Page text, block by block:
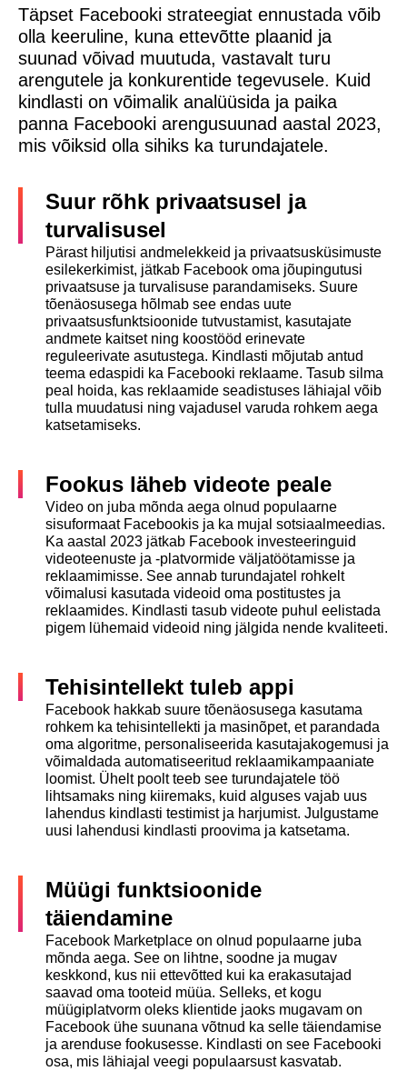
Täpset Facebooki strateegiat ennustada võib
olla keeruline, kuna ettevõtte plaanid ja
suunad võivad muutuda, vastavalt turu
arengutele ja konkurentide tegevusele. Kuid
kindlasti on võimalik analüüsida ja paika
panna Facebooki arengusuunad aastal 2023,
mis võiksid olla sihiks ka turundajatele.
Suur rõhk privaatsusel ja
turvalisusel
Pärast hiljutisi andmelekkeid ja privaatsusküsimuste
esilekerkimist, jätkab Facebook oma jõupingutusi
privaatsuse ja turvalisuse parandamiseks. Suure
tõenäosusega hõlmab see endas uute
privaatsusfunktsioonide tutvustamist, kasutajate
andmete kaitset ning koostööd erinevate
reguleerivate asutustega. Kindlasti mõjutab antud
teema edaspidi ka Facebooki reklaame. Tasub silma
peal hoida, kas reklaamide seadistuses lähiajal võib
tulla muudatusi ning vajadusel varuda rohkem aega
katsetamiseks.
Fookus läheb videote peale
Video on juba mõnda aega olnud populaarne
sisuformaat Facebookis ja ka mujal sotsiaalmeedias.
Ka aastal 2023 jätkab Facebook investeeringuid
videoteenuste ja -platvormide väljatöötamisse ja
reklaamimisse. See annab turundajatel rohkelt
võimalusi kasutada videoid oma postitustes ja
reklaamides. Kindlasti tasub videote puhul eelistada
pigem lühemaid videoid ning jälgida nende kvaliteeti.
Tehisintellekt tuleb appi
Facebook hakkab suure tõenäosusega kasutama
rohkem ka tehisintellekti ja masinõpet, et parandada
oma algoritme, personaliseerida kasutajakogemusi ja
võimaldada automatiseeritud reklaamikampaaniate
loomist. Ühelt poolt teeb see turundajatele töö
lihtsamaks ning kiiremaks, kuid alguses vajab uus
lahendus kindlasti testimist ja harjumist. Julgustame
uusi lahendusi kindlasti proovima ja katsetama.
Müügi funktsioonide
täiendamine
Facebook Marketplace on olnud populaarne juba
mõnda aega. See on lihtne, soodne ja mugav
keskkond, kus nii ettevõtted kui ka erakasutajad
saavad oma tooteid müüa. Selleks, et kogu
müügiplatvorm oleks klientide jaoks mugavam on
Facebook ühe suunana võtnud ka selle täiendamise
ja arenduse fookusesse. Kindlasti on see Facebooki
osa, mis lähiajal veegi populaarsust kasvatab.